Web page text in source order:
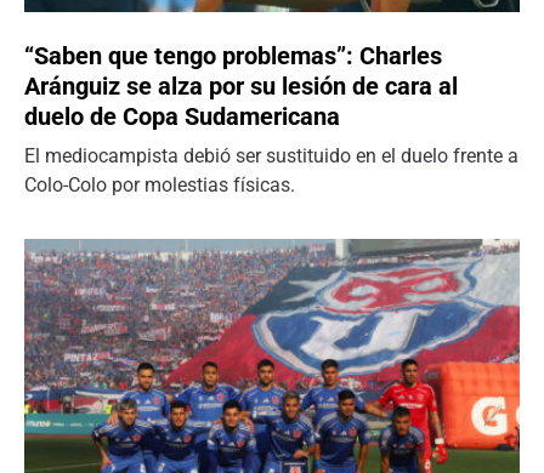
“Saben que tengo problemas”: Charles
Aránguiz se alza por su lesión de cara al
duelo de Copa Sudamericana
El mediocampista debió ser sustituido en el duelo frente a
Colo-Colo por molestias físicas.